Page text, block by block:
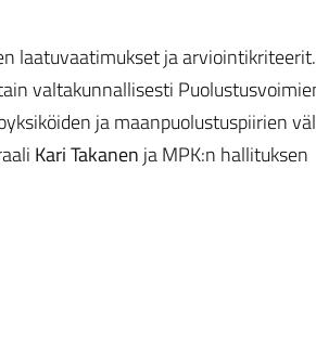
laatuvaatimukset ja arviointikriteerit.
valtakunnallisesti
ja maanpuolustuspiirien
Kari Takanen ja MPK:n hallituksen